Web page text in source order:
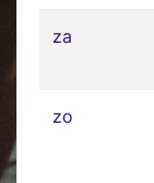
za
zo